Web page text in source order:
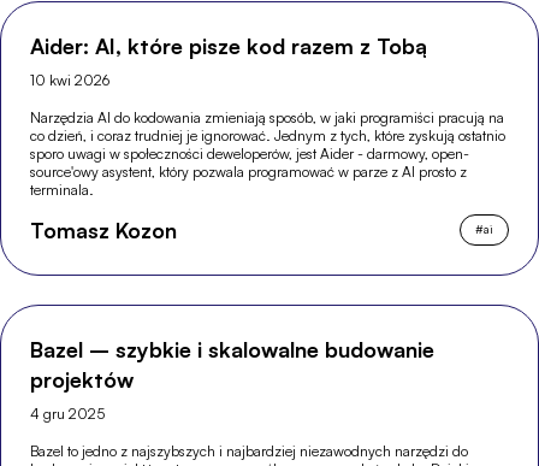
Aider: AI, które pisze kod razem z Tobą
10 kwi 2026
Narzędzia AI do kodowania zmieniają sposób, w jaki programiści pracują na
co dzień, i coraz trudniej je ignorować. Jednym z tych, które zyskują ostatnio
sporo uwagi w społeczności deweloperów, jest Aider - darmowy, open-
source'owy asystent, który pozwala programować w parze z AI prosto z
terminala.
Tomasz Kozon #ai
Bazel – szybkie i skalowalne budowanie
projektów
4 gru 2025
Bazel to jedno z najszybszych i najbardziej niezawodnych narzędzi do